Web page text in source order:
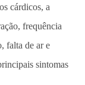
cárdicos, a
frequência
falta de ar e
sintomas